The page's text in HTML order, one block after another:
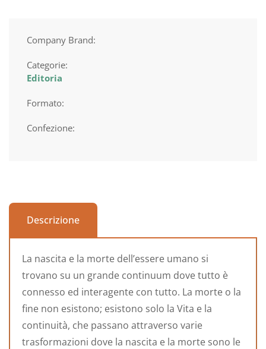
Company Brand:
Categorie:
Editoria
Formato:
Confezione:
Descrizione
La nascita e la morte dell’essere umano si
trovano su un grande continuum dove tutto è
connesso ed interagente con tutto. La morte o la
fine non esistono; esistono solo la Vita e la
continuità, che passano attraverso varie
trasformazioni dove la nascita e la morte sono le